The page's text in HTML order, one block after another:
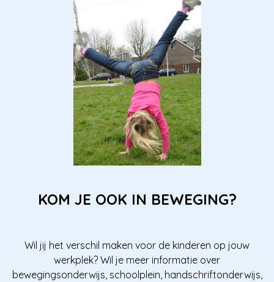
KOM JE OOK IN BEWEGING?
Wil jij het verschil maken voor de kinderen op jouw
werkplek? Wil je meer informatie over
bewegingsonderwijs, schoolplein, handschriftonderwijs,